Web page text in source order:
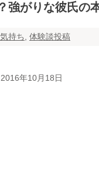
強がりな彼氏の
持ち 体験談投稿
2016年10月18日